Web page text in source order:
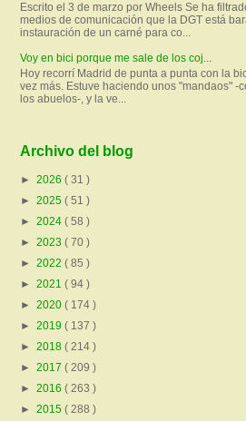
Escrito el 3 de marzo por Wheels Se ha
medios de comunicación que la DGT está
instauración de un carné para co...
Voy en bici porque me sale de los coj...
Hoy recorrí Madrid de punta a punta con la
vez más. Estuve haciendo unos "mandaos" -
los abuelos-, y la ve...
Archivo del blog
► 2026 ( 31 )
► 2025 ( 51 )
► 2024 ( 58 )
► 2023 ( 70 )
► 2022 ( 85 )
► 2021 ( 94 )
► 2020 ( 174 )
► 2019 ( 137 )
► 2018 ( 214 )
► 2017 ( 209 )
► 2016 ( 263 )
► 2015 ( 288 )